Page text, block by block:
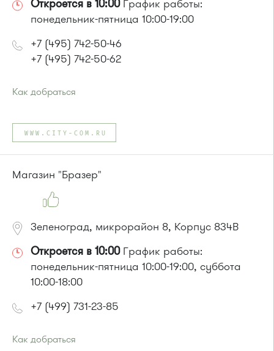
Откроется в 10:00График работы:
понедельник-пятница 10:00-19:00
+7 (495) 742-50-46
+7 (495) 742-50-62
Как добраться
Автобусы № 1, 3, 6, 7, 8, 10, 11, 12, 29, 32.
Маршрутка № 408м, 476м, 720м, 900, 903
или до остановки"Детский мир":
Автобусы № 1, 3, 8, 11, 19, 29, 32.
Маршрутка № 408м, 419м, 476м
WWW.CITY-COM.RU
Магазин "Бразер"
Зеленоград, микрорайон 8, Корпус 834В
Откроется в 10:00График работы:
понедельник-пятница 10:00-19:00, суббота
10:00-18:00
+7 (499) 731-23-85
Как добраться